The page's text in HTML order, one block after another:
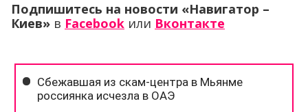
Подпишитесь на новости «Навигатор –
Киев» в Facebook или Вконтакте